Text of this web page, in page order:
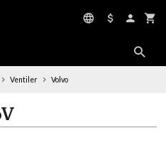
Ventiler Volvo